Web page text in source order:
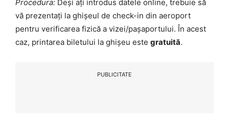
Procedura: Deși ați introdus datele online, trebuie să
vă prezentați la ghișeul de check-in din aeroport
pentru verificarea fizică a vizei/pașaportului. În acest
caz, printarea biletului la ghișeu este gratuită.
PUBLICITATE